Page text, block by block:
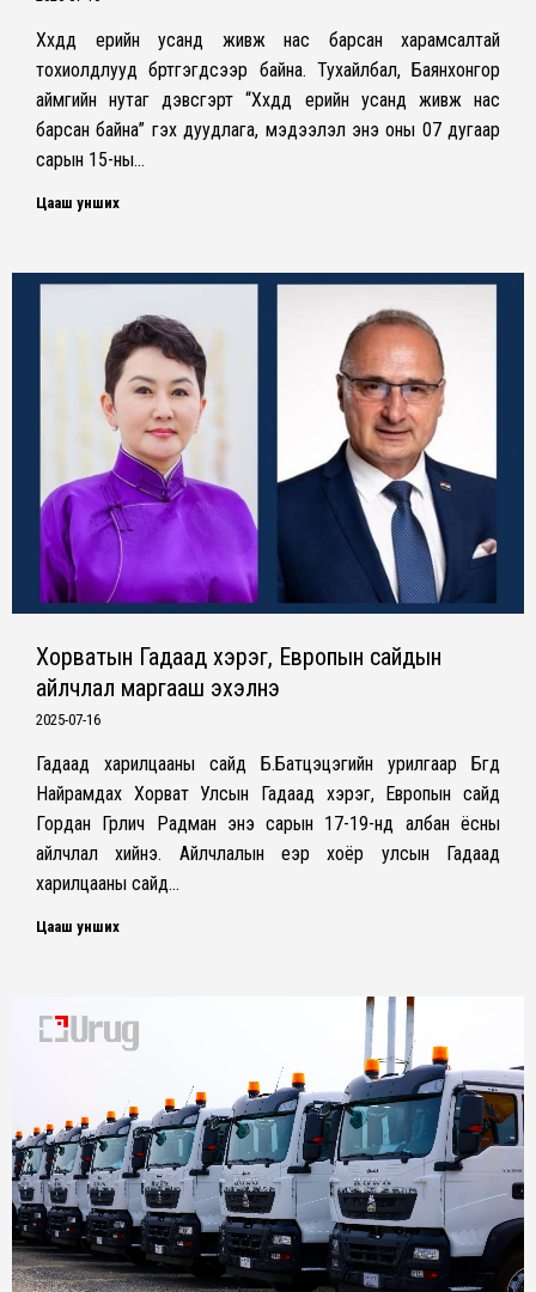
Хүүхдүүд үерийн усанд живж нас барсан харамсалтай
тохиолдлууд бүртгэгдсээр байна. Тухайлбал, Баянхонгор
аймгийн нутаг дэвсгэрт “Хүүхдүүд үерийн усанд живж нас
барсан байна” гэх дуудлага, мэдээлэл энэ оны 07 дугаар
сарын 15-ны…
Цааш унших
Хорватын Гадаад хэрэг, Европын сайдын
айлчлал маргааш эхэлнэ
2025-07-16
Гадаад харилцааны сайд Б.Батцэцэгийн урилгаар Бүгд
Найрамдах Хорват Улсын Гадаад хэрэг, Европын сайд
Гордан Грлич Радман энэ сарын 17-19-нд албан ёсны
айлчлал хийнэ. Айлчлалын үеэр хоёр улсын Гадаад
харилцааны сайд…
Цааш унших